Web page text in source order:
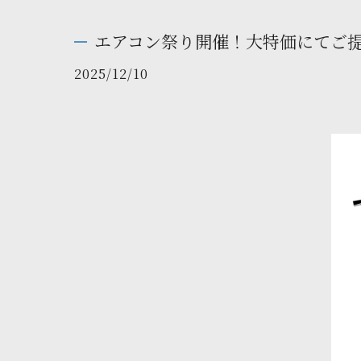
エアコン祭り開催！大特価にてご
2025/12/10